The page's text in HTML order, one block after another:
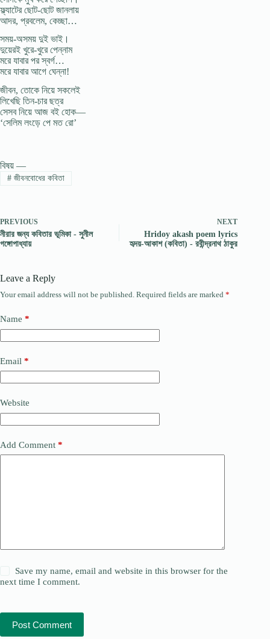
ফ্ল্যাটের ছােট-ছােট জানলায়
আদর, প্রবলেম, কেচ্ছা…
সময়-অসময় দুই ভাই।
দুয়েরই খুরে-খুরে পেন্নাম
মরে যাবার পর স্বর্গ…
মরে যাবার আগে ঘেন্না!
জীবন, তােকে নিয়ে সকলেই
লিখেছি তিন-চার ছত্র
সেসব নিয়ে আজ বই হােক—
‘সেলিম লংড়ে পে মত রাে’
বিষয় —
#জীবনবোধের কবিতা
PREVIOUS
নীরার জন্য কবিতার ভূমিকা - সুনীল
গঙ্গোপাধ্যায়
NEXT
Hridoy akash poem lyrics
হৃদয়-আকাশ (কবিতা) - রবীন্দ্রনাথ ঠাকুর
Leave a Reply
Your email address will not be published. Required fields are marked *
Name *
Email *
Website
Add Comment *
Save my name, email and website in this browser for the
next time I comment.
Post Comment